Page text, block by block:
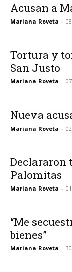
Acusan a
Mariana Roveta -
Tortura y
San Justo
Mariana Roveta -
Nueva
Mariana Roveta -
Declararon
Palomitas
Mariana Roveta -
“Me
bienes”
Mariana Roveta -